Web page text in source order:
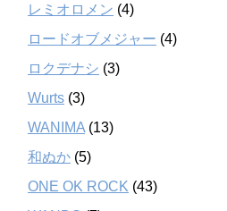
レミオロメン (4)
ロードオブメジャー (4)
ロクデナシ (3)
Wurts (3)
WANIMA (13)
和ぬか (5)
ONE OK ROCK (43)